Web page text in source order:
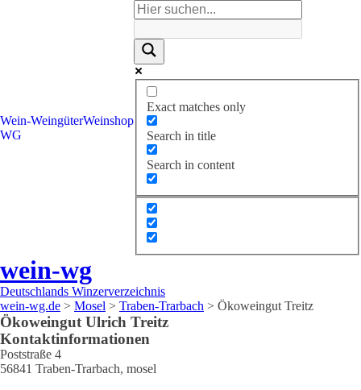
Wein-
WG
WeingüterWeinshop
Exact matches only
Search in title
Search in content
wein-wg
Deutschlands Winzerverzeichnis
wein-wg.de > Mosel > Traben-Trarbach > Ökoweingut Treitz
Ökoweingut Ulrich Treitz
Kontaktinformationen
Poststraße 4
56841 Traben-Trarbach, mosel